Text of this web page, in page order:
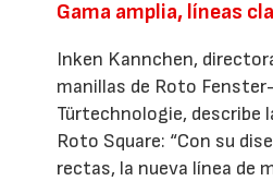
Gama amplia, líneas
Inken Kannchen,
manillas de Roto
Türtechnologie, describe
Roto Square: “Con su
rectas, la nueva línea de